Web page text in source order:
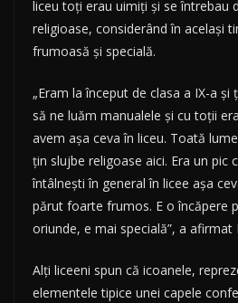
liceu toţi erau uimiţi şi se întrebau
religioase, considerând în acelaşi
frumoasă şi specială.
„Eram la început de clasa a IX-a
să ne luăm manualele şi cu toţii
avem aşa ceva în liceu. Toată
ţin slujbe religoase aici. Era un pic
întâlneşti în general în licee aşa
părut foarte frumos. E o încăpere
oriunde, e mai specială”, a afirmat
Alţi liceeni spun că icoanele,
elementele tipice unei capele